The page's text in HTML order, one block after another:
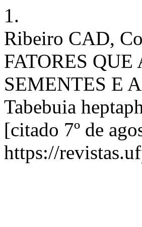
1.
Ribeiro CAD,
FATORES
SEMENTES E
Tabebuia
[citado 7º de
https://